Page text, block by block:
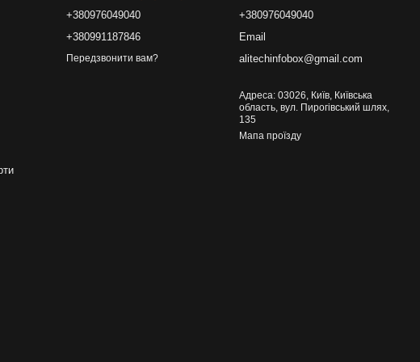
+380976049040
+380991187846
Передзвонити вам?
+380976049040
Email
alitechinfobox@gmail.com
Адреса: 03026, Київ, Київська
область, вул. Пирогівський шлях,
135
Мапа проїзду